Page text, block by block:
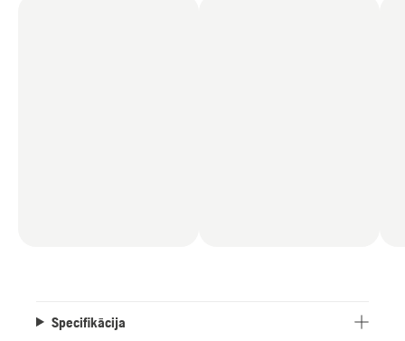
Specifikācija